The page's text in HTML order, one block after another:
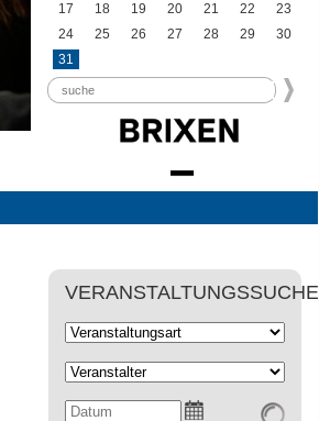
17
18 19 20 21 22
23
24
25 26 27 28 29
30
31
VERANSTALTUNGSSUCHE